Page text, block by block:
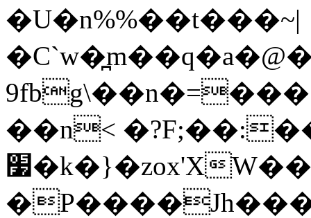
�U�n%%��t���~|
9fbg\��n�=���߆2��72�u��N��gߒm�Oa9T�k�K���dmĦ�4oA{o�j����Zؖ���c:�
��n<
׷�k�}�zox'XW�����; ��